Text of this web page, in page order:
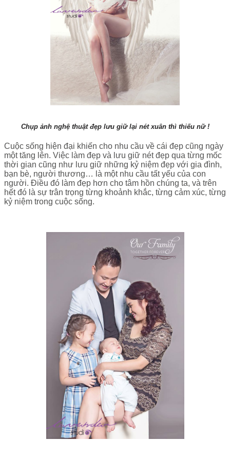
Chụp ảnh nghệ thuật đẹp lưu giữ lại nét xuân thì thiếu nữ !
Cuộc sống hiện đại khiến cho nhu cầu về cái đẹp cũng ngày
một tăng lên. Việc làm đẹp và lưu giữ nét đẹp qua từng mốc
thời gian cũng như lưu giữ những kỷ niệm đẹp với gia đình,
bạn bè, người thương… là một nhu cầu tất yếu của con
người. Điều đó làm đẹp hơn cho tâm hồn chúng ta, và trên
hết đó là sự trân trọng từng khoảnh khắc, từng cảm xúc, từng
kỷ niệm trong cuộc sống.